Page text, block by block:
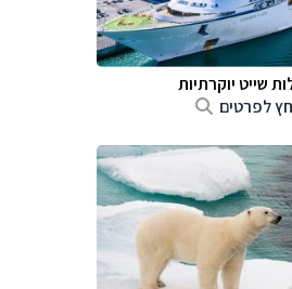
שייט יוקרתיות
לפרטים